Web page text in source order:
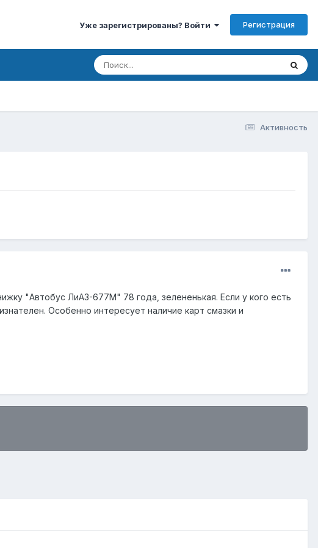
Уже зарегистрированы? Войти Регистрация
Активность
"Автобус ЛиАЗ-677М" 78 года, зелененькая. Если у кого есть
Особенно интересует наличие карт смазки и